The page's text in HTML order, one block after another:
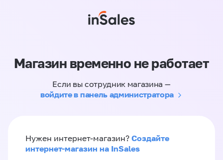
Магазин временно не работает
Если вы сотрудник магазина —
войдите в панель администратора
Нужен интернет-магазин? Создайте
интернет-магазин на InSales